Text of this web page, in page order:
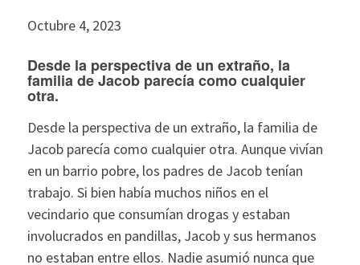
Octubre 4, 2023
Desde la perspectiva de un extraño, la
familia de Jacob parecía como cualquier
otra.
Desde la perspectiva de un extraño, la familia de
Jacob parecía como cualquier otra. Aunque vivían
en un barrio pobre, los padres de Jacob tenían
trabajo. Si bien había muchos niños en el
vecindario que consumían drogas y estaban
involucrados en pandillas, Jacob y sus hermanos
no estaban entre ellos. Nadie asumió nunca que